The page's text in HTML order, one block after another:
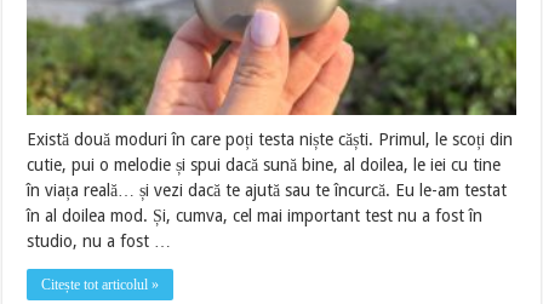
Există două moduri în care poți testa niște căști. Primul, le scoți din
cutie, pui o melodie și spui dacă sună bine, al doilea, le iei cu tine
în viața reală… și vezi dacă te ajută sau te încurcă. Eu le-am testat
în al doilea mod. Și, cumva, cel mai important test nu a fost în
studio, nu a fost …
Citește tot articolul »